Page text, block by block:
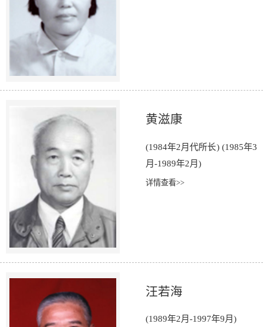
黄滋康
(1984年2月代所长) (1985年3
月-1989年2月)
详情查看>>
汪若海
(1989年2月-1997年9月)